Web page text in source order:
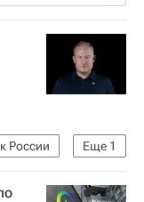
Еще 1
России